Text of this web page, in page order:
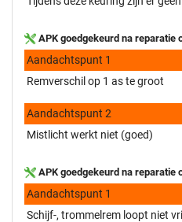
APK goedgekeurd na reparatie
Aandachtspunt 1
Remverschil op 1 as te groot
Aandachtspunt 2
Mistlicht werkt niet (goed)
APK goedgekeurd na reparatie
Aandachtspunt 1
Schijf-, trommelrem loopt niet